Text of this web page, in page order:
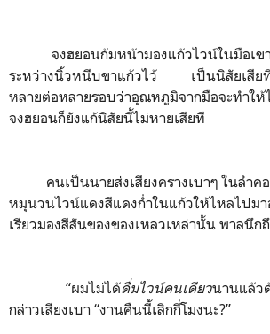
จงฮยอนก้มหน้ามองแก้วไวน์ในมือเข
ระหว่างนิ้วหนีบขาแก้วไว้ เป็นนิสัยเสียที่
หลายต่อหลายรอบว่าอุณหภูมิจากมือจะทำ
จงฮยอนก็ยังแก้นิสัยนี้ไม่หายเสียที
คนเป็นนายส่งเสียงครางเบาๆ ในลำค
หมุนวนไวน์แดงสีแดงก่ำในแก้วให้ไหลไปม
เรียวมองสีสันของของเหลวเหล่านั้น พาลนึก
“ผมไม่ได้ดื่มไวน์คนเดียวนานแล้ว
กล่าวเสียงเบา “งานคืนนี้เลิกกี่โมงนะ?”